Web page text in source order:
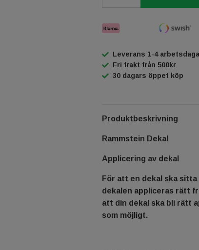
Leverans 1-4
Fri frakt från 500kr
30 dagars öppet köp
Produktbeskrivning
Rammstein Dekal
Applicering av dekal
För att en dekal ska
dekalen appliceras rätt
att din dekal ska bli rätt
som möjligt.